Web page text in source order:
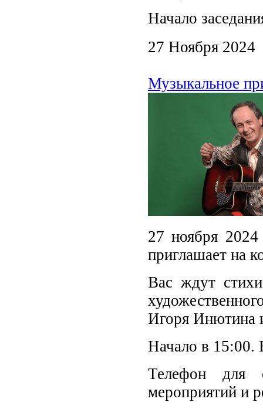
Начало
27 Ноября 2024
Музыкальное
27 ноября
приглашает на
Вас ждут
Игоря Инютина
Начало в 15:00.
Телефон для
мероприятий и